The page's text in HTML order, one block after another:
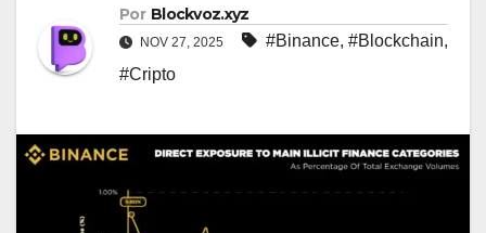
Por Blockvoz.xyz
NOV 27, 2025 #Binance, #Blockchain,
#Cripto